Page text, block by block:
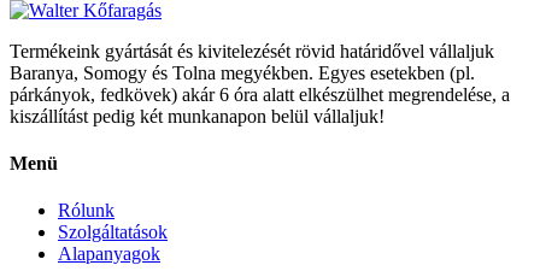
Termékeink gyártását és kivitelezését rövid határidővel vállaljuk
Baranya, Somogy és Tolna megyékben. Egyes esetekben (pl.
párkányok, fedkövek) akár 6 óra alatt elkészülhet megrendelése, a
kiszállítást pedig két munkanapon belül vállaljuk!
Menü
Rólunk
Szolgáltatások
Alapanyagok